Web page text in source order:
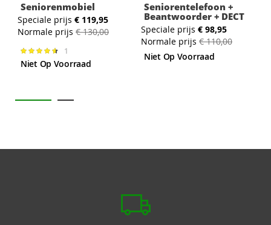
Seniorenmobiel
Speciale prijs € 119,95
Normale prijs € 130,00
Waardering:
93%
1
Niet Op Voorraad
Seniorentelefoon +
Beantwoorder + DECT
Speciale prijs € 98,95
Normale prijs € 110,00
Niet Op Voorraad